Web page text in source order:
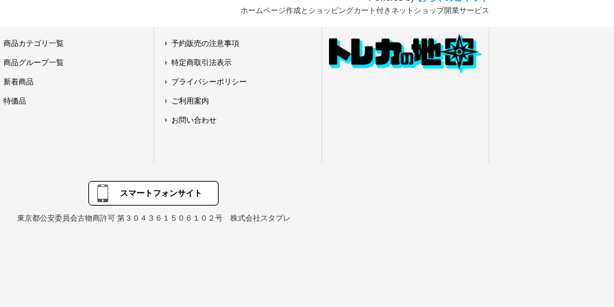
ホームページ作成とショッピングカート付きネットショップ開業サービス
商品カテゴリ一覧
商品グループ一覧
新着商品
特価品
予約販売の注意事項
特定商取引法表示
プライバシーポリシー
ご利用案内
お問い合わせ
スマートフォンサイト
東京都公安委員会古物商許可 第３０４３６１５０６１０２号 株式会社スタプレ